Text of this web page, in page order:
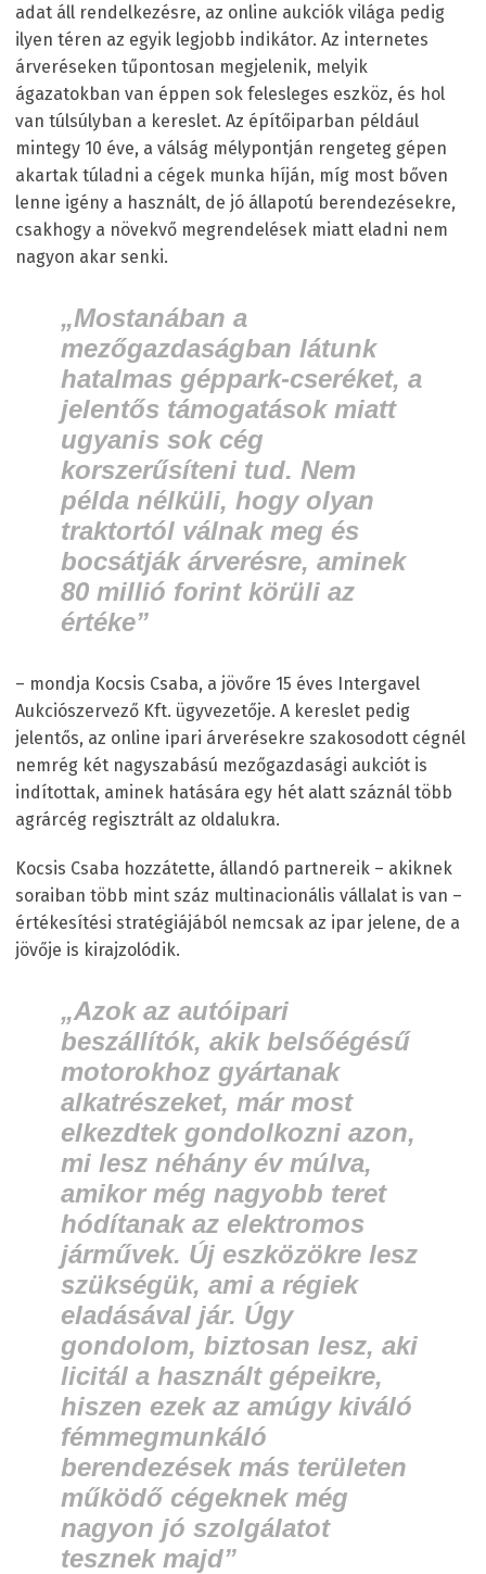
adat áll rendelkezésre, az online aukciók világa pedig
ilyen téren az egyik legjobb indikátor. Az internetes
árveréseken tűpontosan megjelenik, melyik
ágazatokban van éppen sok felesleges eszköz, és hol
van túlsúlyban a kereslet. Az építőiparban például
mintegy 10 éve, a válság mélypontján rengeteg gépen
akartak túladni a cégek munka híján, míg most bőven
lenne igény a használt, de jó állapotú berendezésekre,
csakhogy a növekvő megrendelések miatt eladni nem
nagyon akar senki.
„Mostanában a
mezőgazdaságban látunk
hatalmas géppark-cseréket, a
jelentős támogatások miatt
ugyanis sok cég
korszerűsíteni tud. Nem
példa nélküli, hogy olyan
traktortól válnak meg és
bocsátják árverésre, aminek
80 millió forint körüli az
értéke”
– mondja Kocsis Csaba, a jövőre 15 éves Intergavel
Aukciószervező Kft. ügyvezetője. A kereslet pedig
jelentős, az online ipari árverésekre szakosodott cégnél
nemrég két nagyszabású mezőgazdasági aukciót is
indítottak, aminek hatására egy hét alatt száznál több
agrárcég regisztrált az oldalukra.
Kocsis Csaba hozzátette, állandó partnereik – akiknek
soraiban több mint száz multinacionális vállalat is van –
értékesítési stratégiájából nemcsak az ipar jelene, de a
jövője is kirajzolódik.
„Azok az autóipari
beszállítók, akik belsőégésű
motorokhoz gyártanak
alkatrészeket, már most
elkezdtek gondolkozni azon,
mi lesz néhány év múlva,
amikor még nagyobb teret
hódítanak az elektromos
járművek. Új eszközökre lesz
szükségük, ami a régiek
eladásával jár. Úgy
gondolom, biztosan lesz, aki
licitál a használt gépeikre,
hiszen ezek az amúgy kiváló
fémmegmunkáló
berendezések más területen
működő cégeknek még
nagyon jó szolgálatot
tesznek majd”